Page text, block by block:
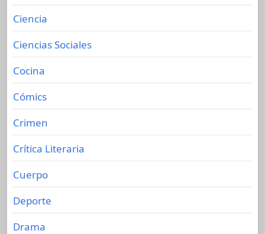
Ciencia
Ciencias Sociales
Cocina
Cómics
Crimen
Crítica Literaria
Cuerpo
Deporte
Drama